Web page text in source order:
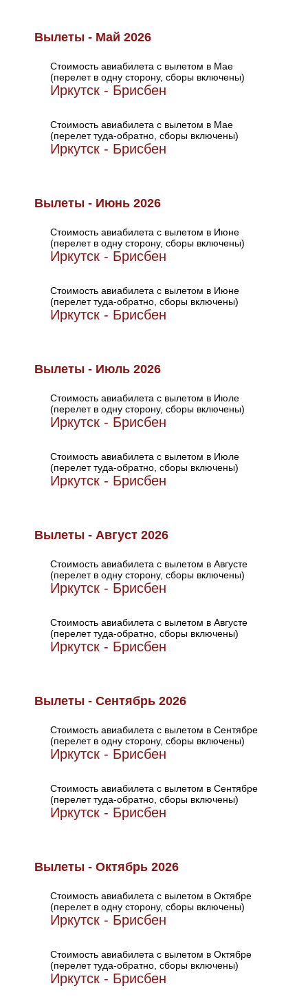
Вылеты - Май 2026
Стоимость авиабилета с вылетом в Мае
(перелет в одну сторону, сборы включены)
Иркутск - Брисбен
Стоимость авиабилета с вылетом в Мае
(перелет туда-обратно, сборы включены)
Иркутск - Брисбен
Вылеты - Июнь 2026
Стоимость авиабилета с вылетом в Июне
(перелет в одну сторону, сборы включены)
Иркутск - Брисбен
Стоимость авиабилета с вылетом в Июне
(перелет туда-обратно, сборы включены)
Иркутск - Брисбен
Вылеты - Июль 2026
Стоимость авиабилета с вылетом в Июле
(перелет в одну сторону, сборы включены)
Иркутск - Брисбен
Стоимость авиабилета с вылетом в Июле
(перелет туда-обратно, сборы включены)
Иркутск - Брисбен
Вылеты - Август 2026
Стоимость авиабилета с вылетом в Августе
(перелет в одну сторону, сборы включены)
Иркутск - Брисбен
Стоимость авиабилета с вылетом в Августе
(перелет туда-обратно, сборы включены)
Иркутск - Брисбен
Вылеты - Сентябрь 2026
Стоимость авиабилета с вылетом в Сентябре
(перелет в одну сторону, сборы включены)
Иркутск - Брисбен
Стоимость авиабилета с вылетом в Сентябре
(перелет туда-обратно, сборы включены)
Иркутск - Брисбен
Вылеты - Октябрь 2026
Стоимость авиабилета с вылетом в Октябре
(перелет в одну сторону, сборы включены)
Иркутск - Брисбен
Стоимость авиабилета с вылетом в Октябре
(перелет туда-обратно, сборы включены)
Иркутск - Брисбен